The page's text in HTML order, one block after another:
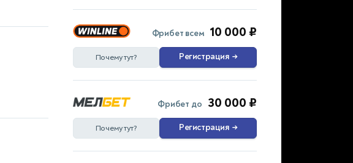
Фрибет всем 10 000 ₽
Почему тут? Регистрация →
Фрибет до 30 000 ₽
Почему тут? Регистрация →